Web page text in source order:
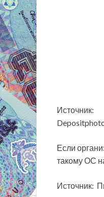
Источник:
Если
такому ОС
Источник: